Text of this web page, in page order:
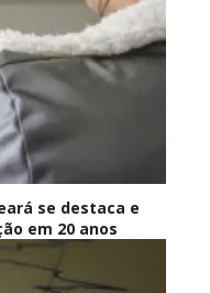
se destaca e
em 20 anos